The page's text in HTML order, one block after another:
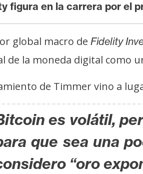
figura en la carrera por el
global macro de Fidelity
de la moneda digital como
de Timmer vino a
es volátil,
que sea una
“oro